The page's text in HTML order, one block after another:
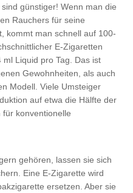
günstiger! Wenn man die
Rauchers für seine
kommt man schnell auf 100-
E-Zigaretten
Liquid pro Tag. Das ist
Gewohnheiten, als auch
Modell. Viele Umsteiger
auf etwa die Hälfte der
konventionelle
gehören, lassen sie sich
Eine E-Zigarette wird
ersetzen. Aber sie